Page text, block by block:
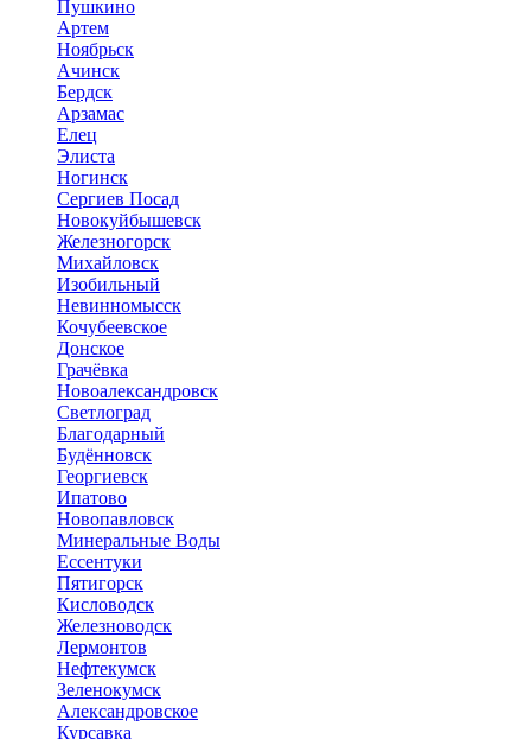
Пушкино
Артем
Ноябрьск
Ачинск
Бердск
Арзамас
Елец
Элиста
Ногинск
Сергиев Посад
Новокуйбышевск
Железногорск
Михайловск
Изобильный
Невинномысск
Кочубеевское
Донское
Грачёвка
Новоалександровск
Светлоград
Благодарный
Будённовск
Георгиевск
Ипатово
Новопавловск
Минеральные Воды
Ессентуки
Пятигорск
Кисловодск
Железноводск
Лермонтов
Нефтекумск
Зеленокумск
Александровское
Курсавка